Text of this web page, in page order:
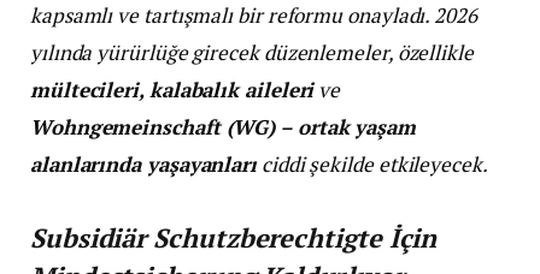
kapsamlı ve tartışmalı bir reformu onayladı. 2026
yılında yürürlüğe girecek düzenlemeler, özellikle
mültecileri, kalabalık ailelerive
Wohngemeinschaft (WG) – ortak yaşam
alanlarında yaşayanlarıciddi şekilde etkileyecek.
Subsidiär Schutzberechtigte İçin